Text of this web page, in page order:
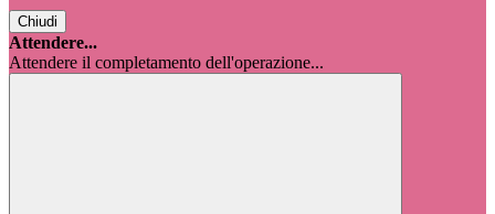
Chiudi
Attendere...
Attendere il completamento dell'operazione...